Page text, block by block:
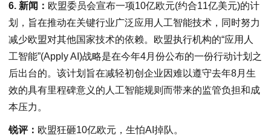
6. 新闻： 欧盟委员会宣布一项10亿欧元(约合11亿美元)的计
划，旨在推动在关键行业广泛应用人工智能技术，同时努力
减少欧盟对其他国家技术的依赖。欧盟执行机构的“应用人
工智能”(Apply AI)战略是在今年4月份公布的一份行动计划之
后出台的。该计划旨在减轻初创企业因难以遵守去年8月生
效的具有里程碑意义的人工智能规则而带来的监管负担和成
本压力。
锐评： 欧盟狂砸10亿欧元，生怕AI掉队。